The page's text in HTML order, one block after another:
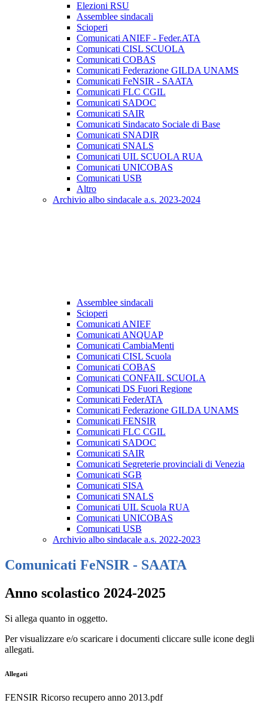
Elezioni RSU
Assemblee sindacali
Scioperi
Comunicati ANIEF - Feder.ATA
Comunicati CISL SCUOLA
Comunicati COBAS
Comunicati Federazione GILDA UNAMS
Comunicati FeNSIR - SAATA
Comunicati FLC CGIL
Comunicati SADOC
Comunicati SAIR
Comunicati Sindacato Sociale di Base
Comunicati SNADIR
Comunicati SNALS
Comunicati UIL SCUOLA RUA
Comunicati UNICOBAS
Comunicati USB
Altro
Archivio albo sindacale a.s. 2023-2024
Assemblee sindacali
Scioperi
Comunicati ANIEF
Comunicati ANQUAP
Comunicati CambiaMenti
Comunicati CISL Scuola
Comunicati COBAS
Comunicati CONFAIL SCUOLA
Comunicati DS Fuori Regione
Comunicati FederATA
Comunicati Federazione GILDA UNAMS
Comunicati FENSIR
Comunicati FLC CGIL
Comunicati SADOC
Comunicati SAIR
Comunicati Segreterie provinciali di Venezia
Comunicati SGB
Comunicati SISA
Comunicati SNALS
Comunicati UIL Scuola RUA
Comunicati UNICOBAS
Comunicati USB
Archivio albo sindacale a.s. 2022-2023
Comunicati FeNSIR - SAATA
Anno scolastico 2024-2025
Si allega quanto in oggetto.
Per visualizzare e/o scaricare i documenti cliccare sulle icone degli
allegati.
Allegati
FENSIR Ricorso recupero anno 2013.pdf